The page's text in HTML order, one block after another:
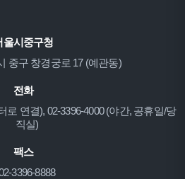
울시중구청
중구 창경궁로 17 (예관동)
전화
로 연결), 02-3396-4000 (야간, 공휴일/당
직실)
팩스
3396-8888